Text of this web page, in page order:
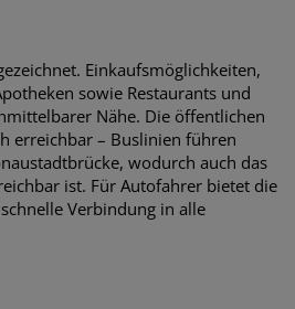
Einkaufsmöglichkeiten,
sowie Restaurants und
Nähe. Die öffentlichen
erreichbar – Buslinien führen
wodurch auch das
ist. Für Autofahrer bietet die
Verbindung in alle